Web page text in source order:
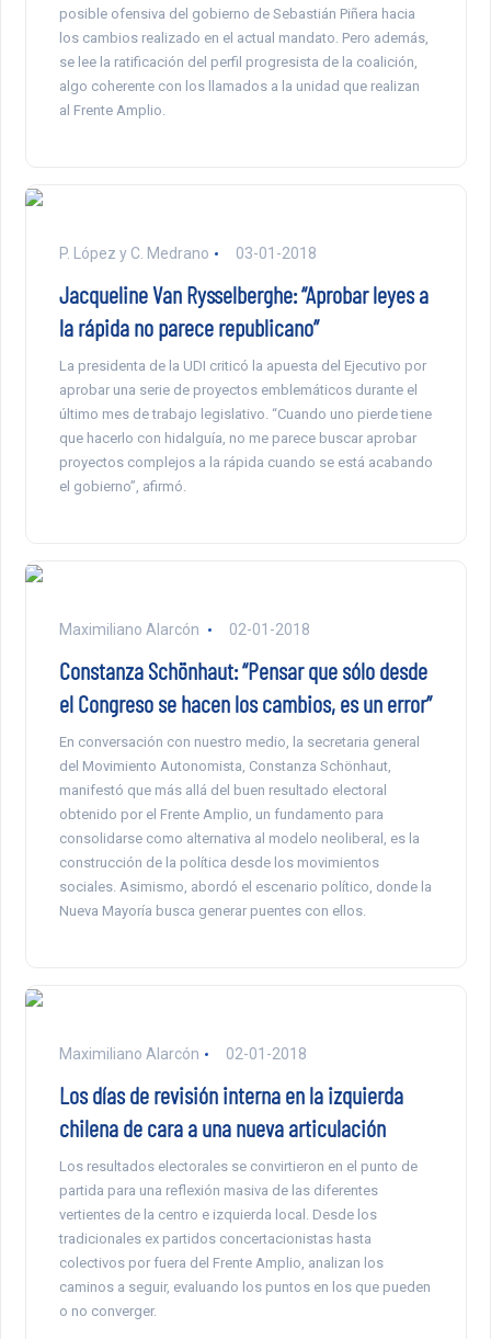
posible ofensiva del gobierno de Sebastián Piñera hacia
los cambios realizado en el actual mandato. Pero además,
se lee la ratificación del perfil progresista de la coalición,
algo coherente con los llamados a la unidad que realizan
al Frente Amplio.
P. López y C. Medrano 03-01-2018
Jacqueline Van Rysselberghe: “Aprobar leyes a
la rápida no parece republicano”
La presidenta de la UDI criticó la apuesta del Ejecutivo por
aprobar una serie de proyectos emblemáticos durante el
último mes de trabajo legislativo. “Cuando uno pierde tiene
que hacerlo con hidalguía, no me parece buscar aprobar
proyectos complejos a la rápida cuando se está acabando
el gobierno”, afirmó.
Maximiliano Alarcón 02-01-2018
Constanza Schönhaut: “Pensar que sólo desde
el Congreso se hacen los cambios, es un error”
En conversación con nuestro medio, la secretaria general
del Movimiento Autonomista, Constanza Schönhaut,
manifestó que más allá del buen resultado electoral
obtenido por el Frente Amplio, un fundamento para
consolidarse como alternativa al modelo neoliberal, es la
construcción de la política desde los movimientos
sociales. Asimismo, abordó el escenario político, donde la
Nueva Mayoría busca generar puentes con ellos.
Maximiliano Alarcón 02-01-2018
Los días de revisión interna en la izquierda
chilena de cara a una nueva articulación
Los resultados electorales se convirtieron en el punto de
partida para una reflexión masiva de las diferentes
vertientes de la centro e izquierda local. Desde los
tradicionales ex partidos concertacionistas hasta
colectivos por fuera del Frente Amplio, analizan los
caminos a seguir, evaluando los puntos en los que pueden
o no converger.